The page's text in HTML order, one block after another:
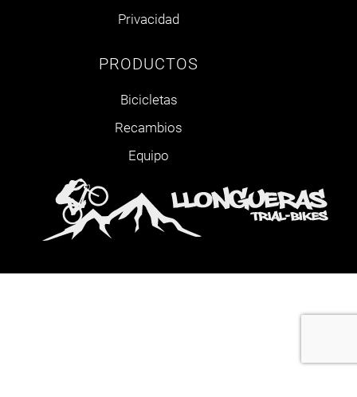
Privacidad
PRODUCTOS
Bicicletas
Recambios
Equipo